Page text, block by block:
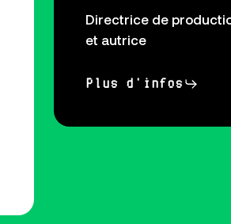
Directrice de
et autrice
Plus d'infos